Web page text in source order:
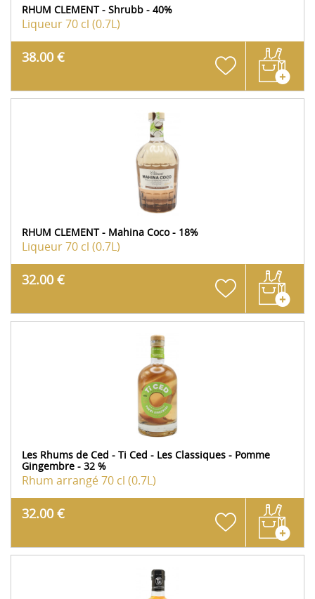
RHUM CLEMENT - Shrubb - 40%
Liqueur70 cl (0.7L)
38.00 €
RHUM CLEMENT - Mahina Coco - 18%
Liqueur70 cl (0.7L)
32.00 €
Les Rhums de Ced - Ti Ced - Les Classiques - Pomme
Gingembre - 32 %
Rhum arrangé70 cl (0.7L)
32.00 €